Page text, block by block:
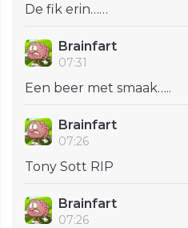
De fik erin……
Brainfart
07:31
Een beer met smaak…..
Brainfart
07:26
Tony Sott RIP
Brainfart
07:26